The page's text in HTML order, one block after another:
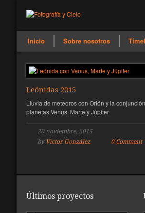
Inicio Sobre nosotros
Leónidas 2015
Lluvia de meteoros con Orión y la
planetas Venus, Marte y Júpiter
20 noviembre, 2015
by Víctor González 0 Comment
Últimos proyectos